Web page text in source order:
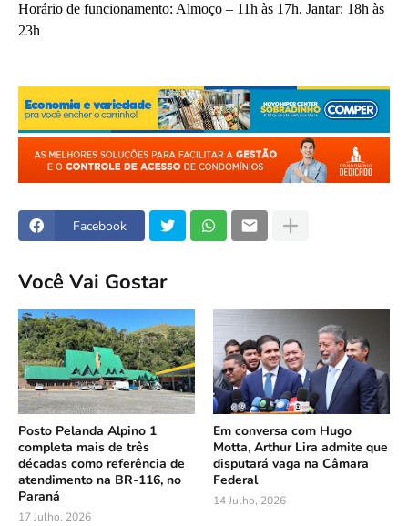
Horário de funcionamento: Almoço – 11h às 17h. Jantar: 18h às
23h
Facebook
Você Vai Gostar
Posto Pelanda Alpino 1
completa mais de três
décadas como referência de
atendimento na BR-116, no
Paraná
17 Julho, 2026
Em conversa com Hugo
Motta, Arthur Lira admite que
disputará vaga na Câmara
Federal
14 Julho, 2026